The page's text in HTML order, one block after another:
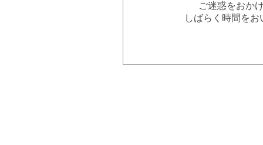
ご迷惑をおか
しばらく時間を